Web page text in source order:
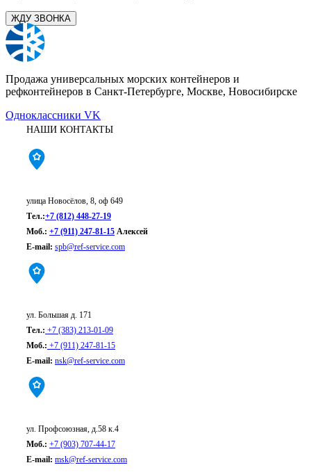
Продажа универсальных морских контейнеров и
рефконтейнеров в Санкт-Петербурге, Москве, Новосибирске
Одноклассники VK
НАШИ КОНТАКТЫ
улица Новосёлов, 8, оф 649
Тел.:+7 (812) 448-27-19
Моб.: +7 (911) 247-81-15 Алексей
E-mail: spb@ref-service.com
ул. Большая д. 171
Тел.: +7 (383) 213-01-09
Моб.: +7 (911) 247-81-15
E-mail: nsk@ref-service.com
ул. Профсоюзная, д.58 к.4
Моб.: +7 (903) 707-44-17
E-mail: msk@ref-service.com